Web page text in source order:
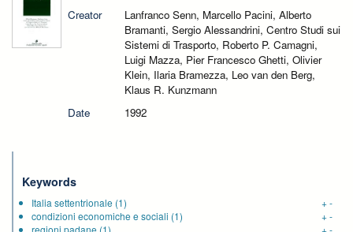
Creator
Lanfranco Senn, Marcello Pacini, Alberto
Bramanti, Sergio Alessandrini, Centro Studi sui
Sistemi di Trasporto, Roberto P. Camagni,
Luigi Mazza, Pier Francesco Ghetti, Olivier
Klein, Ilaria Bramezza, Leo van den Berg,
Klaus R. Kunzmann
Date
1992
Keywords
Italia settentrionale (1) +-
condizioni economiche e sociali (1) +-